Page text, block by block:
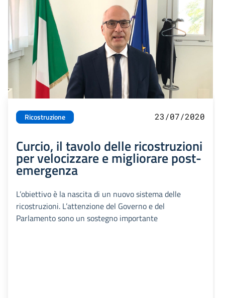
Ricostruzione 23/07/2020
Curcio, il tavolo delle ricostruzioni
per velocizzare e migliorare post-
emergenza
L’obiettivo è la nascita di un nuovo sistema delle
ricostruzioni. L’attenzione del Governo e del
Parlamento sono un sostegno importante